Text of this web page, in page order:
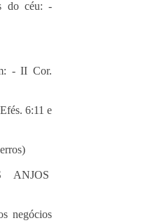
do céu: -
- II Cor.
6:11 e
ANJOS
negócios